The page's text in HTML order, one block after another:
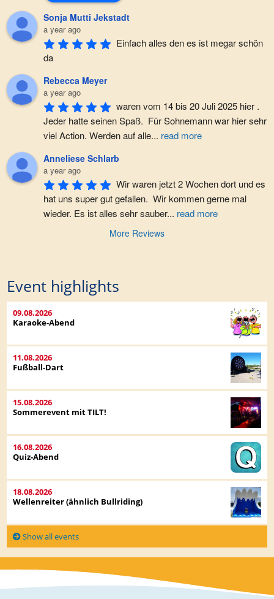
Sonja Mutti Jekstadt
a year ago
Einfach alles den es ist megar schön
da
Rebecca Meyer
a year ago
waren vom 14 bis 20 Juli 2025 hier .
Jeder hatte seinen Spaß.  Für Sohnemann war hier sehr
viel Action. Werden auf alle... read more
Anneliese Schlarb
a year ago
Wir waren jetzt 2 Wochen dort und es
hat uns super gut gefallen.  Wir kommen gerne mal
wieder. Es ist alles sehr sauber... read more
More Reviews
Event highlights
09.08.2026
Karaoke-Abend
11.08.2026
Fußball-Dart
15.08.2026
Sommerevent mit TILT!
16.08.2026
Quiz-Abend
18.08.2026
Wellenreiter (ähnlich Bullriding)
Show all events